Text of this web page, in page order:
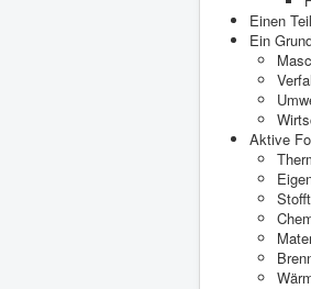
Einen
Ein
Aktive